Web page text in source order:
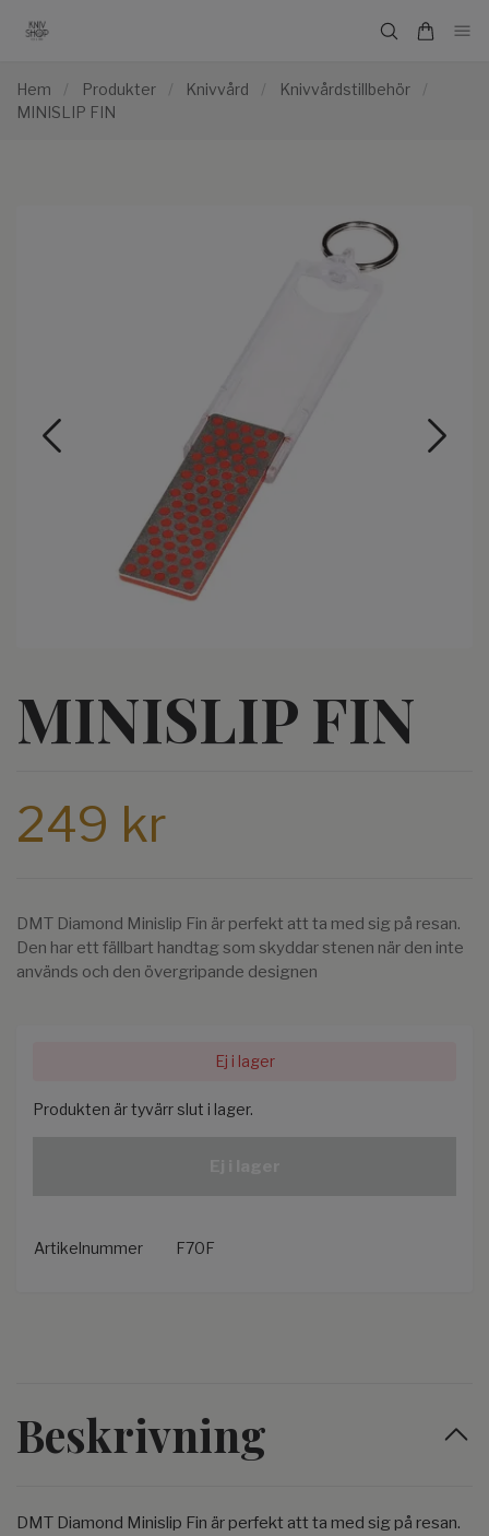
Hem / Produkter / Knivvård / Knivvårdstillbehör
/
MINISLIP FIN
MINISLIP FIN
249 kr
DMT Diamond Minislip Fin är perfekt att ta med sig på resan.
Den har ett fällbart handtag som skyddar stenen när den inte
används och den övergripande designen
Ej i lager
Produkten är tyvärr slut i lager.
Artikelnummer F70F
Beskrivning
DMT Diamond Minislip Fin är perfekt att ta med sig på resan.